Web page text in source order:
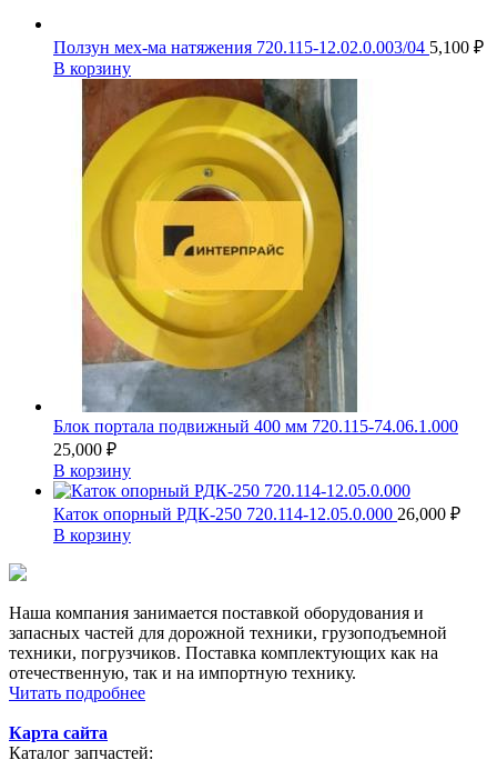
Ползун мех-ма натяжения 720.115-12.02.0.003/04 5,100 ₽
В корзину
Блок портала подвижный 400 мм 720.115-74.06.1.000
25,000 ₽
В корзину
Каток опорный РДК-250 720.114-12.05.0.000 26,000 ₽
В корзину
Наша компания занимается поставкой оборудования и
запасных частей для дорожной техники, грузоподъемной
техники, погрузчиков. Поставка комплектующих как на
отечественную, так и на импортную технику.
Читать подробнее
Карта сайта
Каталог запчастей: